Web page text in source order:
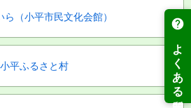
ら（小平市民文化会館）
小平ふるさと村